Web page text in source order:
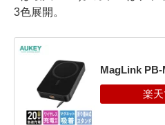
3色展開。
MagLink PB-